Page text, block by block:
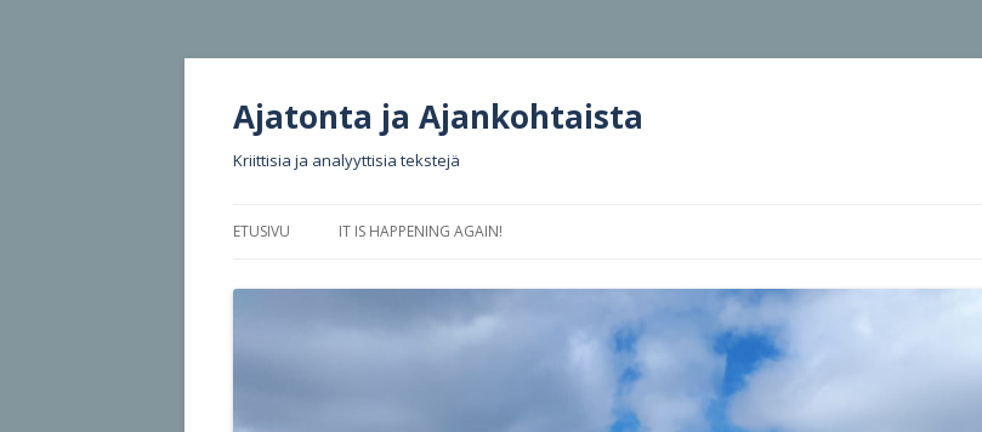
Ajatonta ja Ajankohtaista
Kriittisia ja analyyttisia tekstejä
ETUSIVU IT IS HAPPENING AGAIN!